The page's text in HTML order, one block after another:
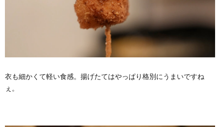
衣も細かくて軽い食感。揚げたてはやっぱり格別にうまいですね
ぇ。